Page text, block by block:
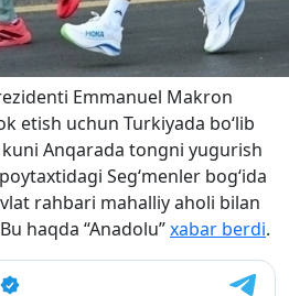
Emmanuel Makron
etish uchun Turkiyada bo‘lib
Anqarada tongni yugurish
Seg‘menler bog‘ida
rahbari mahalliy aholi bilan
haqda “Anadolu”xabar berdi.